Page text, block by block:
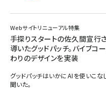
Webサイトリニューアル特集
手探りスタートの佐久間宣行
導いたグッドパッチ。バイブコ
わりのデザインを実装
グッドパッチはいかにAIを使いこ
聞いた。